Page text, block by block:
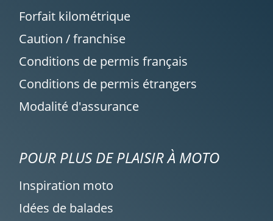
Forfait kilométrique
Caution / franchise
Conditions de permis français
Conditions de permis étrangers
Modalité d'assurance
POUR PLUS DE PLAISIR À MOTO
Inspiration moto
Idées de balades